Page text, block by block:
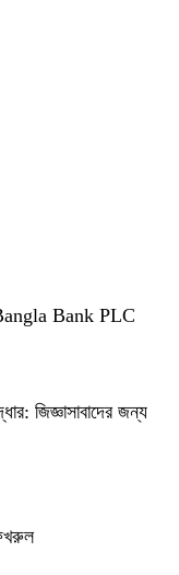
Bank PLC
জিজ্ঞাসাবাদের জন্য